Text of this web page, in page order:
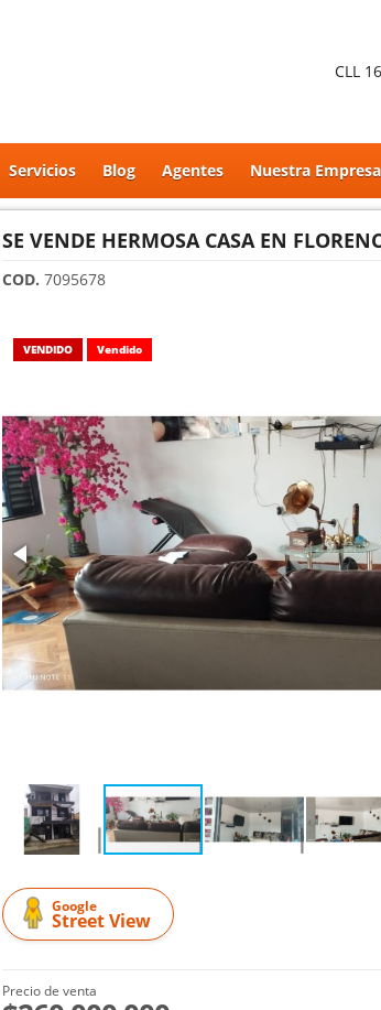
CLL
Servicios Blog Agentes Nuestra Empresa
SE VENDE HERMOSA CASA EN
COD. 7095678
VENDIDO Vendido
Google
Street View
Precio de venta